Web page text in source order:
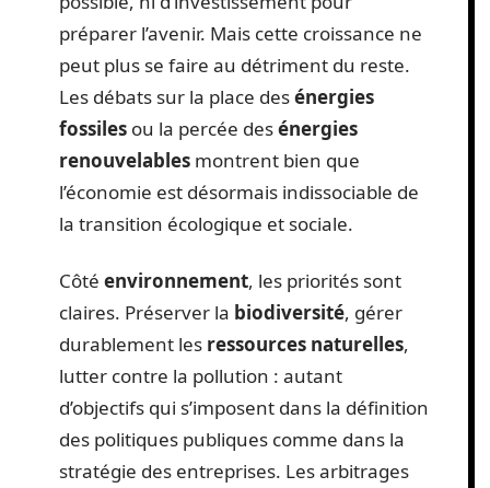
préparer l’avenir. Mais cette croissance ne
peut plus se faire au détriment du reste.
Les débats sur la place desénergies
fossiles ou la percée desénergies
renouvelables montrent bien que
l’économie est désormais indissociable de
la transition écologique et sociale.
Côté environnement, les priorités sont
claires. Préserver la biodiversité, gérer
durablement les ressources naturelles,
lutter contre la pollution : autant
d’objectifs qui s’imposent dans la définition
des politiques publiques comme dans la
stratégie des entreprises. Les arbitrages